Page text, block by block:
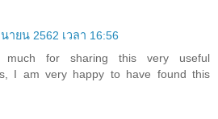
ายน 2562 เวลา 16:56
much for sharing this very useful
I am very happy to have found this